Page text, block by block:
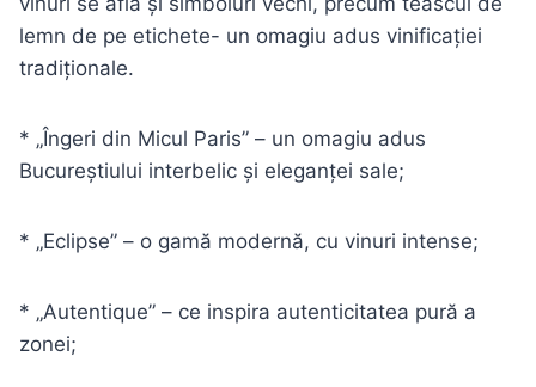
lemn de pe etichete- un omagiu adus vinificației
tradiționale.
* „Îngeri din Micul Paris” – un omagiu adus
Bucureștiului interbelic și eleganței sale;
* „Eclipse” – o gamă modernă, cu vinuri intense;
* „Autentique” – ce inspira autenticitatea pură a
zonei;